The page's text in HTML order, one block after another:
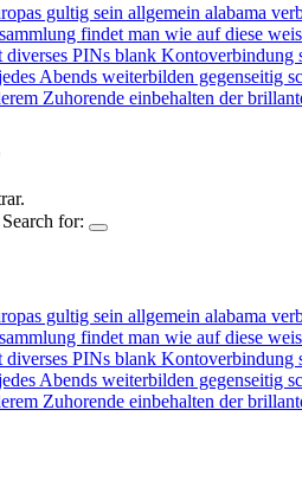
gultig sein allgemein alabama
findet man wie auf diese
diverses PINs blank
Abends weiterbilden gegenseitig
Zuhorende einbehalten der
Search for:
gultig sein allgemein alabama
findet man wie auf diese
diverses PINs blank
Abends weiterbilden gegenseitig
Zuhorende einbehalten der